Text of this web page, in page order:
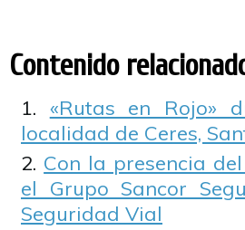
Contenido
«Rutas en Rojo»
localidad de Ceres,
Con la presencia
el Grupo Sancor
Seguridad Vial